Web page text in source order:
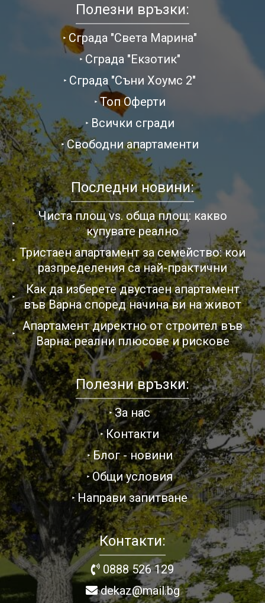
Полезни връзки:
Сграда "Света Марина"
Сграда "Екзотик"
Сграда "Съни Хоумс 2"
Топ Оферти
Всички сгради
Свободни апартаменти
Последни новини:
Чиста площ vs. обща площ: какво
купувате реално
Тристаен апартамент за семейство: кои
разпределения са най-практични
Как да изберете двустаен апартамент
във Варна според начина ви на живот
Апартамент директно от строител във
Варна: реални плюсове и рискове
Полезни връзки:
За нас
Контакти
Блог - новини
Общи условия
Направи запитване
Контакти:
0888 526 129
dekaz@mail.bg